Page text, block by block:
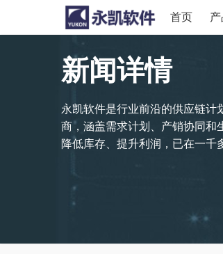
首页 产
新闻详情
永凯软件是行业前沿的供应链计
商，涵盖需求计划、产销协同和
降低库存、提升利润，已在一千